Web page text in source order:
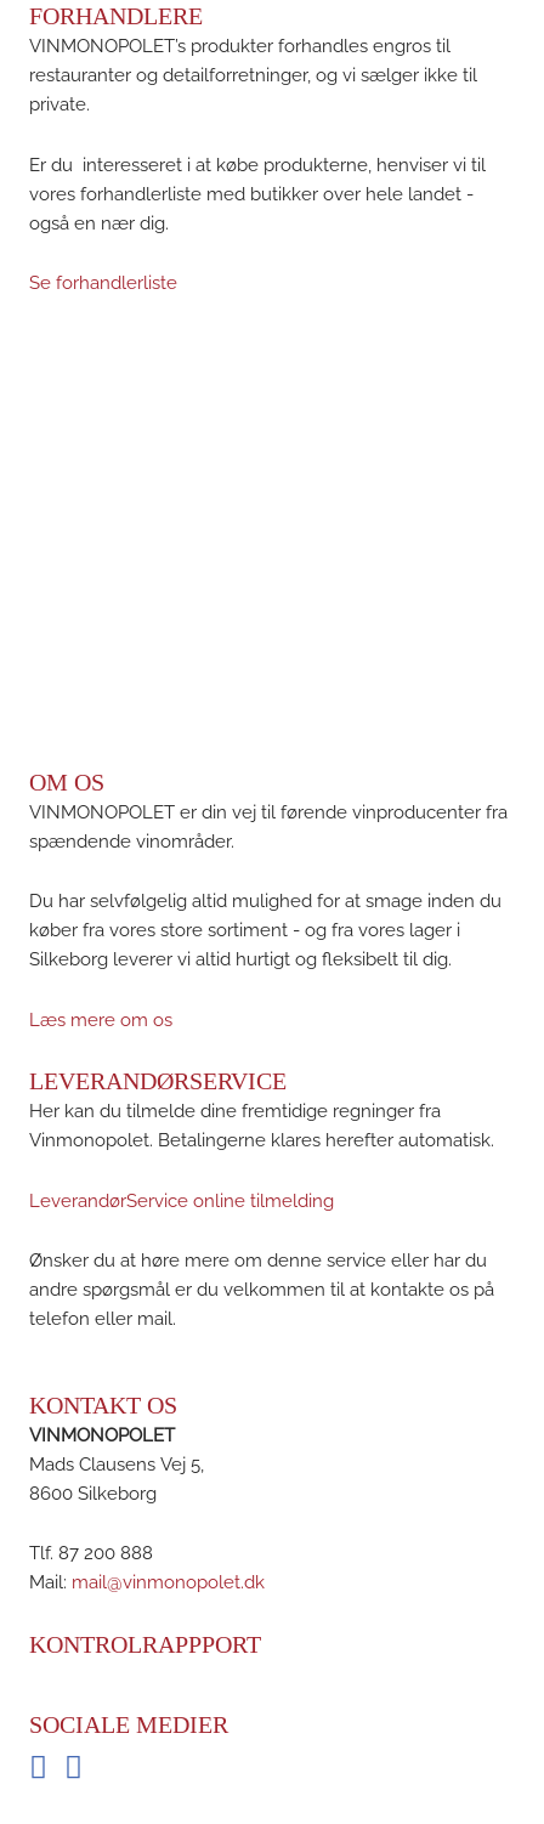
FORHANDLERE
VINMONOPOLET’s produkter forhandles engros til
restauranter og detailforretninger, og vi sælger ikke til
private.
Er du interesseret i at købe produkterne, henviser vi til
vores forhandlerliste med butikker over hele landet -
også en nær dig.
Se forhandlerliste
OM OS
VINMONOPOLET er din vej til førende vinproducenter fra
spændende vinområder.
Du har selvfølgelig altid mulighed for at smage inden du
køber fra vores store sortiment - og fra vores lager i
Silkeborg leverer vi altid hurtigt og fleksibelt til dig.
Læs mere om os
LEVERANDØRSERVICE
Her kan du tilmelde dine fremtidige regninger fra
Vinmonopolet. Betalingerne klares herefter automatisk.
LeverandørService online tilmelding
Ønsker du at høre mere om denne service eller har du
andre spørgsmål er du velkommen til at kontakte os på
telefon eller mail.
KONTAKT OS
VINMONOPOLET
Mads Clausens Vej 5,
8600 Silkeborg
Tlf. 87 200 888
Mail: mail@vinmonopolet.dk
KONTROLRAPPPORT
SOCIALE MEDIER
FacebookInstagram